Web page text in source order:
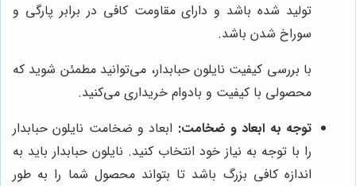
تولید شده باشد و دارای مقاومت کافی در برابر پارگی و
سوراخ شدن باشد.
با بررسی کیفیت نایلون حبابدار، می‌توانید مطمئن شوید که
محصولی با کیفیت و بادوام خریداری می‌کنید.
توجه به ابعاد و ضخامت: ابعاد و ضخامت نایلون حبابدار
را با توجه به نیاز خود انتخاب کنید. نایلون حبابدار باید به
اندازه کافی بزرگ باشد تا بتواند محصول شما را به طور